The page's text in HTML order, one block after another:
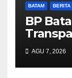
BATAM BERITA
BP
LMS
AGU 7, 2026